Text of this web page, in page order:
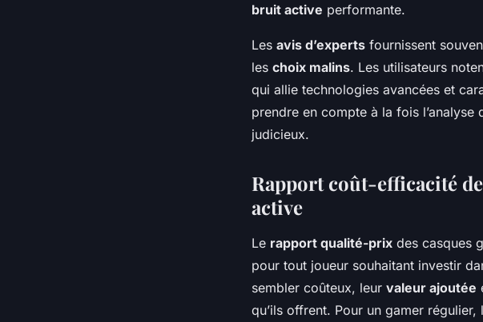
bruit active performante.
Les avis d’experts fournissent
les choix malins. Les utilisateurs
qui allie technologies avancées et
prendre en compte à la fois l’analyse
judicieux.
Rapport coût-efficacité
active
Le rapport qualité-prix des casques
pour tout joueur souhaitant investir
sembler coûteux, leur valeur ajoutée
qu’ils offrent. Pour un gamer